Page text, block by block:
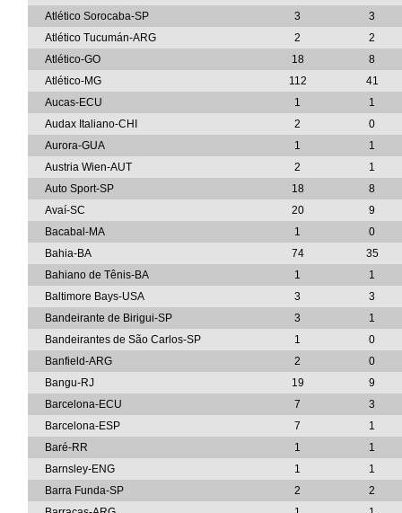
Atlético Sorocaba-SP
3
3
Atlético Tucumán-ARG
2
2
Atlético-GO
18
8
Atlético-MG
112
41
Aucas-ECU
1
1
Audax Italiano-CHI
2
0
Aurora-GUA
1
1
Austria Wien-AUT
2
1
Auto Sport-SP
18
8
Avaí-SC
20
9
Bacabal-MA
1
0
Bahia-BA
74
35
Bahiano de Tênis-BA
1
1
Baltimore Bays-USA
3
3
Bandeirante de Birigui-SP
3
1
Bandeirantes de São Carlos-SP
1
0
Banfield-ARG
2
0
Bangu-RJ
19
9
Barcelona-ECU
7
3
Barcelona-ESP
7
1
Baré-RR
1
1
Barnsley-ENG
1
1
Barra Funda-SP
2
2